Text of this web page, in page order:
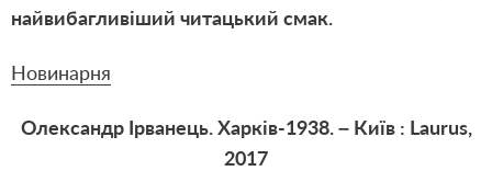
найвибагливіший читацький смак.
Новинарня
Олександр Ірванець. Харків-1938. – Київ : Laurus,
2017